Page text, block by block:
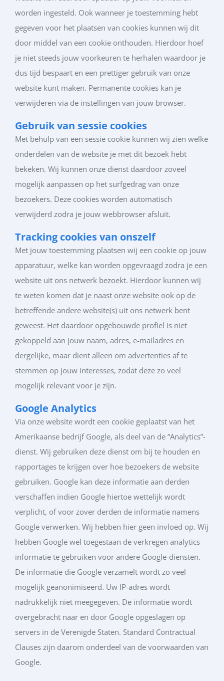
worden ingesteld. Ook wanneer je toestemming hebt
gegeven voor het plaatsen van cookies kunnen wij dit
door middel van een cookie onthouden. Hierdoor hoef
je niet steeds jouw voorkeuren te herhalen waardoor je
dus tijd bespaart en een prettiger gebruik van onze
website kunt maken. Permanente cookies kan je
verwijderen via de instellingen van jouw browser.
Gebruik van sessie cookies
Met behulp van een sessie cookie kunnen wij zien welke
onderdelen van de website je met dit bezoek hebt
bekeken. Wij kunnen onze dienst daardoor zoveel
mogelijk aanpassen op het surfgedrag van onze
bezoekers. Deze cookies worden automatisch
verwijderd zodra je jouw webbrowser afsluit.
Tracking cookies van onszelf
Met jouw toestemming plaatsen wij een cookie op jouw
apparatuur, welke kan worden opgevraagd zodra je een
website uit ons netwerk bezoekt. Hierdoor kunnen wij
te weten komen dat je naast onze website ook op de
betreffende andere website(s) uit ons netwerk bent
geweest. Het daardoor opgebouwde profiel is niet
gekoppeld aan jouw naam, adres, e-mailadres en
dergelijke, maar dient alleen om advertenties af te
stemmen op jouw interesses, zodat deze zo veel
mogelijk relevant voor je zijn.
Google Analytics
Via onze website wordt een cookie geplaatst van het
Amerikaanse bedrijf Google, als deel van de “Analytics”-
dienst. Wij gebruiken deze dienst om bij te houden en
rapportages te krijgen over hoe bezoekers de website
gebruiken. Google kan deze informatie aan derden
verschaffen indien Google hiertoe wettelijk wordt
verplicht, of voor zover derden de informatie namens
Google verwerken. Wij hebben hier geen invloed op. Wij
hebben Google wel toegestaan de verkregen analytics
informatie te gebruiken voor andere Google-diensten.
De informatie die Google verzamelt wordt zo veel
mogelijk geanonimiseerd. Uw IP-adres wordt
nadrukkelijk niet meegegeven. De informatie wordt
overgebracht naar en door Google opgeslagen op
servers in de Verenigde Staten. Standard Contractual
Clauses zijn daarom onderdeel van de voorwaarden van
Google.